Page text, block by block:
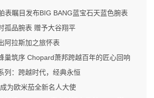
表瞩目发布BIG BANG蓝宝石天蓝色腕表
孤品腕表 赠予大谷翔平
阿拉斯加之旅怀表
巢筑序 Chopard萧邦跨越百年的匠心回响
列：跨越时代，经典永恒
为欧米茄全新名人大使